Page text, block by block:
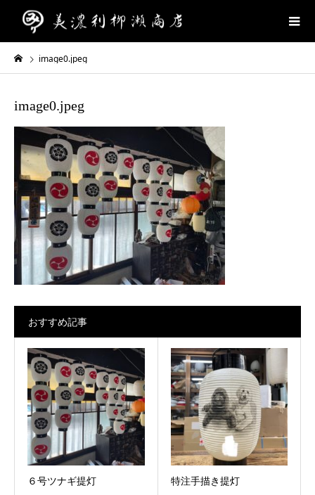
image0.jpeg
image0.jpeg
おすすめ記事
６号ツナギ提灯 特注手描き提灯